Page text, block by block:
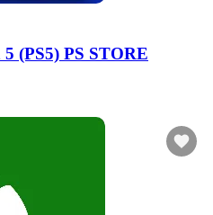
(PS5) PS STORE